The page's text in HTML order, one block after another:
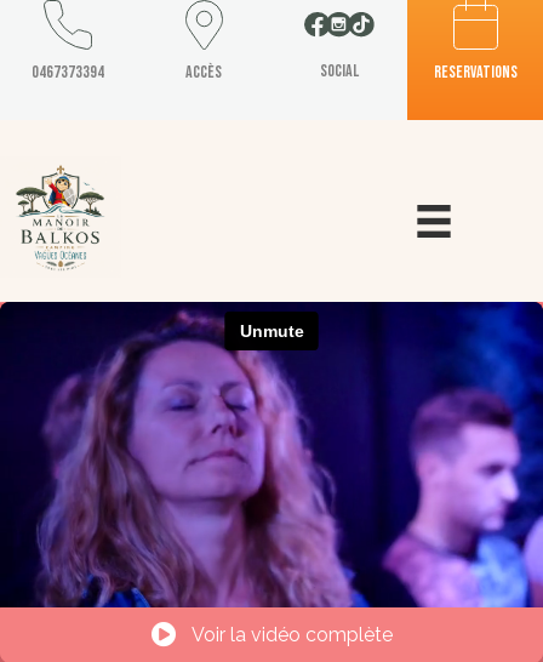
0467373394 Accès Social reservations
Voir la vidéo complète